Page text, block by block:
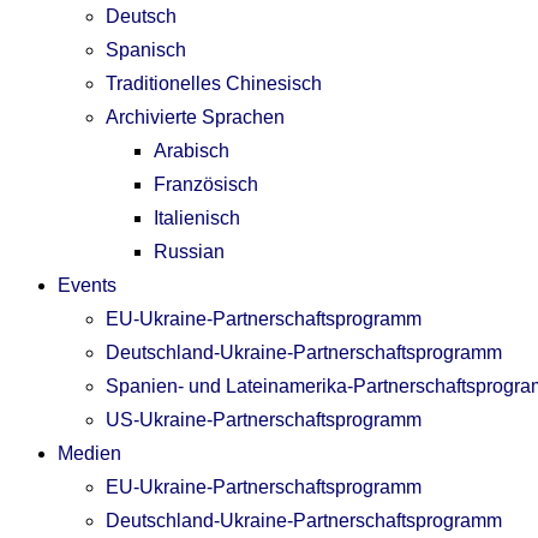
Deutsch
Spanisch
Traditionelles Chinesisch
Archivierte Sprachen
Arabisch
Französisch
Italienisch
Russian
Events
EU-Ukraine-Partnerschaftsprogramm
Deutschland-Ukraine-Partnerschaftsprogramm
Spanien- und Lateinamerika-
US-Ukraine-Partnerschaftsprogramm
Medien
EU-Ukraine-Partnerschaftsprogramm
Deutschland-Ukraine-Partnerschaftsprogramm